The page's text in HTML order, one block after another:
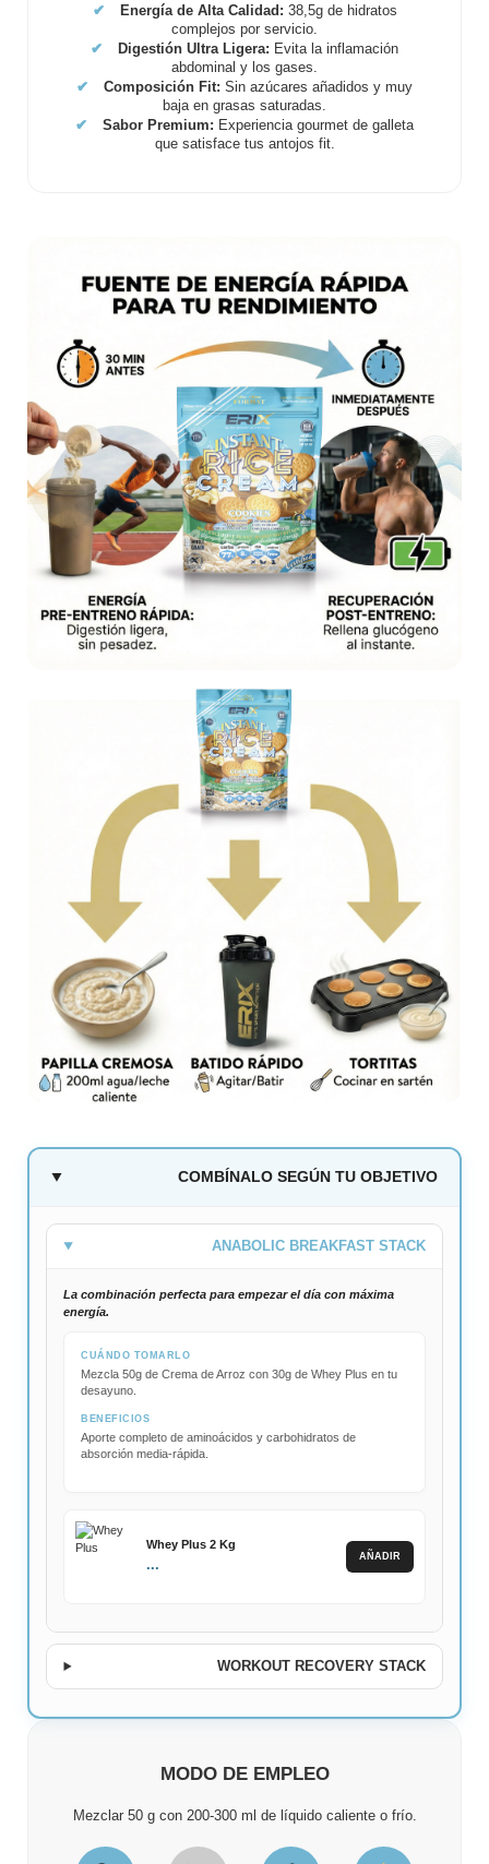
✔ Energía de Alta Calidad: 38,5g de hidratos
complejos por servicio.
✔ Digestión Ultra Ligera: Evita la inflamación
abdominal y los gases.
✔ Composición Fit: Sin azúcares añadidos y muy
baja en grasas saturadas.
✔ Sabor Premium: Experiencia gourmet de galleta
que satisface tus antojos fit.
MODO DE EMPLEO
Mezclar 50 g con 200-300 ml de líquido caliente o frío.
COMBÍNALO SEGÚN TU OBJETIVO
ANABOLIC BREAKFAST STACK
La combinación perfecta para empezar el día con máxima
energía.
CUÁNDO TOMARLO
Mezcla 50g de Crema de Arroz con 30g de Whey Plus en tu
desayuno.
BENEFICIOS
Aporte completo de aminoácidos y carbohidratos de
absorción media-rápida.
Whey Plus 2 Kg
...
AÑADIR
WORKOUT RECOVERY STACK